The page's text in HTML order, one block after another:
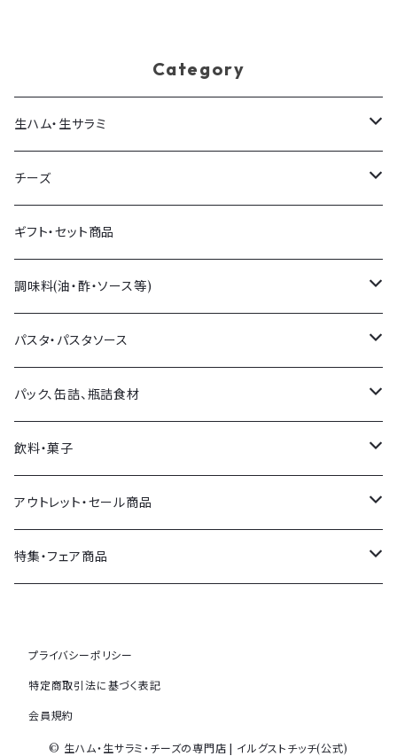
Category
生ハム・生サラミ
生ハム
生サラミ
イタリア産
フランス産
スペイン産
その他各国
チーズ
量り売りチーズ
パック販売チーズ
チーズアソート
イタリア産
フランス産
その他各国
ギフト・セット商品
調味料(油・酢・ソース等)
オリーブオイル・他オイル
バルサミコ・他お酢
塩
ソース類
その他調味料
パスタ・パスタソース
パスタ
パスタソース
パック、缶詰、瓶詰食材
オリーブ
おつまみ
トマト製品・野菜類
その他
飲料・菓子
飲料
菓子
アウトレット・セール商品
セール商品
特集・フェア商品
トリュフ特集
ビールのおつまみ特集
プライバシーポリシー
特定商取引法に基づく表記
会員規約
© 生ハム・生サラミ・チーズの専門店 | イルグストチッチ(公式)